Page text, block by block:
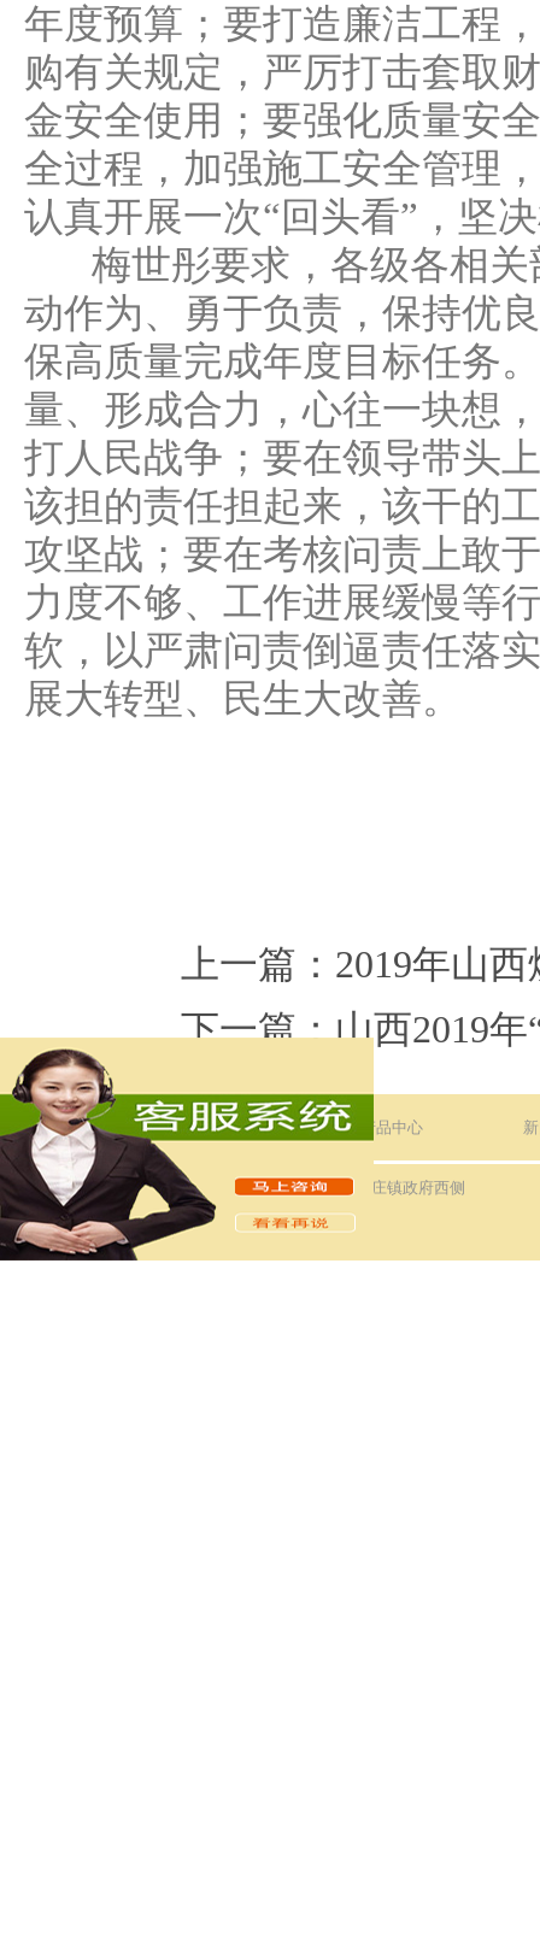
年度预算；要打造廉洁工程
购有关规定，严厉打击套取
金安全使用；要强化质量安
全过程，加强施工安全管理
认真开展一次“回头看”，坚
梅世彤要求，各级各相关
动作为、勇于负责，保持优
保高质量完成年度目标任务
量、形成合力，心往一块想
打人民战争；要在领导带头
该担的责任担起来，该干的
攻坚战；要在考核问责上敢
力度不够、工作进展缓慢等
软，以严肃问责倒逼责任落
展大转型、民生大改善。
上一篇：2019年山
下一篇：山西2019
设为首页 关于我们 产品中心
公司地址：河北省沧州市黄骅市羊二庄镇政府西侧
冀公网安备 13098302131162号